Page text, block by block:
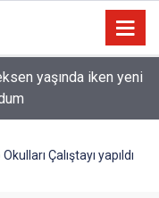
yaşında iken yeni
Çalıştayı yapıldı